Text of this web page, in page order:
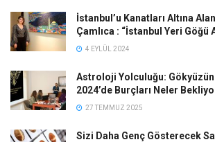
İstanbul’u Kanatları Altına
Çamlıca : “İstanbul Yeri Göğü
4 EYLÜL 2024
Astroloji Yolculuğu:
2024’de Burçları Neler
27 TEMMUZ 2025
Sizi Daha Genç Gösterecek